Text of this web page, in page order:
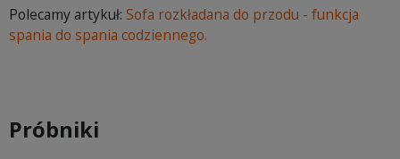
Polecamy artykuł: Sofa rozkładana do przodu - funkcja
spania do spania codziennego.
Próbniki